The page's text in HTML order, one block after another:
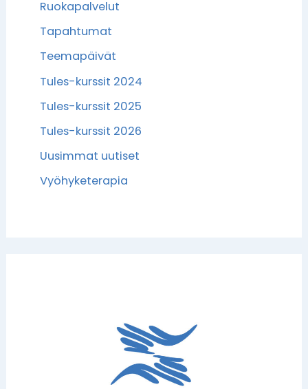
Ruokapalvelut
Tapahtumat
Teemapäivät
Tules-kurssit 2024
Tules-kurssit 2025
Tules-kurssit 2026
Uusimmat uutiset
Vyöhyketerapia